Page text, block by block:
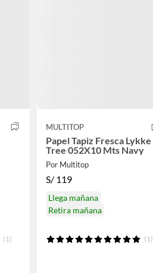
(1)
MULTITOP
Papel Tapiz Fresca Lykke
Tree 052X10 Mts Navy
Por Multitop
S/ 119
Llega mañana
Retira mañana
(1)